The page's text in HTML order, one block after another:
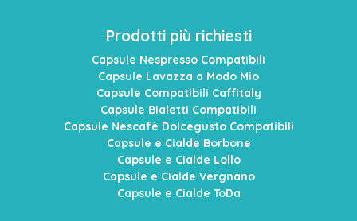
Prodotti più richiesti
Capsule Nespresso Compatibili
Capsule Lavazza a Modo Mio
Capsule Compatibili Caffitaly
Capsule Bialetti Compatibili
Capsule Nescafè Dolcegusto Compatibili
Capsule e Cialde Borbone
Capsule e Cialde Lollo
Capsule e Cialde Vergnano
Capsule e Cialde ToDa